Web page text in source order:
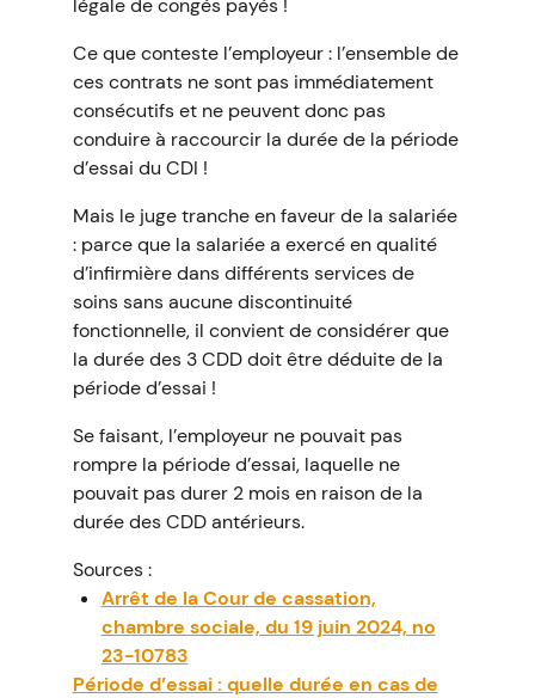
légale de congés payés !
Ce que conteste l’employeur : l’ensemble de
ces contrats ne sont pas immédiatement
consécutifs et ne peuvent donc pas
conduire à raccourcir la durée de la période
d’essai du CDI !
Mais le juge tranche en faveur de la salariée
: parce que la salariée a exercé en qualité
d’infirmière dans différents services de
soins sans aucune discontinuité
fonctionnelle, il convient de considérer que
la durée des 3 CDD doit être déduite de la
période d’essai !
Se faisant, l’employeur ne pouvait pas
rompre la période d’essai, laquelle ne
pouvait pas durer 2 mois en raison de la
durée des CDD antérieurs.
Sources :
Arrêt de la Cour de cassation,
chambre sociale, du 19 juin 2024, no
23-10783
Période d’essai : quelle durée en cas de